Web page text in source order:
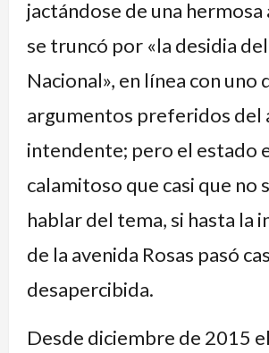
jactándose de una hermosa
se truncó por «la desidia
Nacional», en línea con uno
argumentos preferidos del
intendente; pero el estado
calamitoso que casi que no
hablar del tema, si hasta la
de la avenida Rosas pasó
desapercibida.
Desde diciembre de 2015